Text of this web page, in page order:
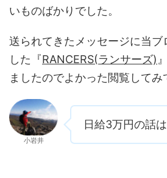
いものばかりでした。
送られてきたメッセージに当ブ
した『RANCERS(ランサーズ)
ましたのでよかった閲覧してみ
小岩井
日給3万円の話は